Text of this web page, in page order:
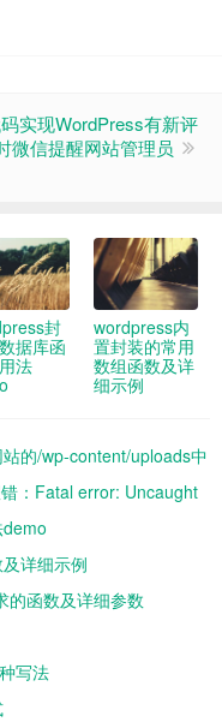
实现WordPress有新评
微信提醒网站管理员
封
据库函
法
wordpress内
置封装的常用
数组函数及详
细示例
的/wp-content/uploads中
怎么解决
：Fatal error: Uncaught
to function
详细示例
的函数及详细参数
写法